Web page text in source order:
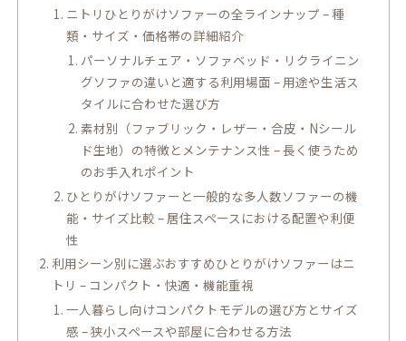
ニトリひとりがけソファーの全ラインナップ – 種
類・サイズ・価格帯の詳細紹介
パーソナルチェア・ソファベッド・リクライニン
グソファの違いと適する利用場面 – 用途や生活ス
タイルに合わせた選び方
素材別（ファブリック・レザー・合皮・Nシール
ド生地）の特徴とメンテナンス性 – 長く使うため
のお手入れポイント
ひとりがけソファーと一般的な多人数ソファーの機
能・サイズ比較 – 居住スペースにおける配置や利便
性
利用シーン別に選ぶおすすめひとりがけソファーはニ
トリ – コンパクト・快適・機能重視
一人暮らし向けコンパクトモデルの選び方とサイズ
感 – 狭小スペースや部屋に合わせる方法